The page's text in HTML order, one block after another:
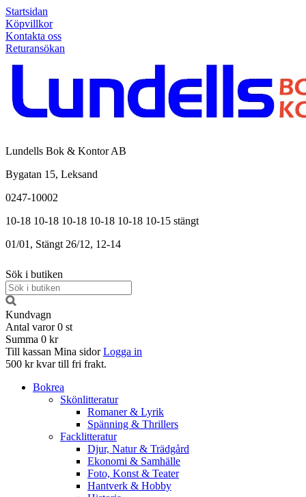
Startsidan
Köpvillkor
Kontakta oss
Returansökan
Lundells Bok & Kontor AB
Bygatan 15, Leksand
0247-10002
10-18 10-18 10-18 10-18 10-18 10-15 stängt
01/01, Stängt 26/12, 12-14
Sök i butiken
Kundvagn
Antal varor 0 st
Summa 0 kr
Till kassan Mina sidor Logga in
500 kr kvar till fri frakt.
Bokrea
Skönlitteratur
Romaner & Lyrik
Spänning & Thrillers
Facklitteratur
Djur, Natur & Trädgård
Ekonomi & Samhälle
Foto, Konst & Teater
Hantverk & Hobby